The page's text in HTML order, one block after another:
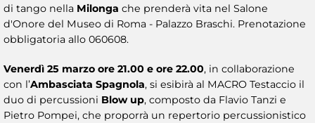
di tango nella Milonga che prenderà vita nel Salone
d'Onore del Museo di Roma - Palazzo Braschi. Prenotazione
obbligatoria allo 060608.
Venerdì 25 marzo ore 21.00 e ore 22.00, in collaborazione
con l’Ambasciata Spagnola, si esibirà al MACRO Testaccio il
duo di percussioni Blow up, composto da Flavio Tanzi e
Pietro Pompei, che proporrà un repertorio percussionistico